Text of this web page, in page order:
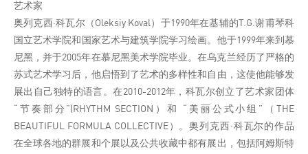
艺术家
奥列克西·科瓦尔（Oleksiy Koval）于1990年在基辅的T.G.谢甫琴科
国立艺术学院和国家艺术与建筑学院学习绘画。他于1999年来到慕
尼黑，并于2005年在慕尼黑美术学院毕业。在乌克兰经历了严格的
苏式艺术学习后，他启悟到了艺术的多样性和自由，这使他能够发
展出自己独特的语言。在2010-2012年，科瓦尔创立了艺术家团体
“节奏部分”(RHYTHM SECTION）和 “美丽公式小组”（THE
BEAUTIFUL FORMULA COLLECTIVE）。奥列克西·科瓦尔的作品
在全球各地的群展和个展以及公共收藏中都有展出，包括阿姆斯特